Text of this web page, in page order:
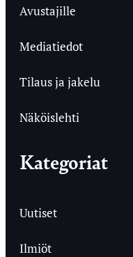
Avustajille
Mediatiedot
Tilaus ja jakelu
Näköislehti
Kategoriat
Uutiset
Ilmiöt